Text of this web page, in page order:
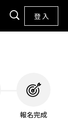
登 入
報名完成